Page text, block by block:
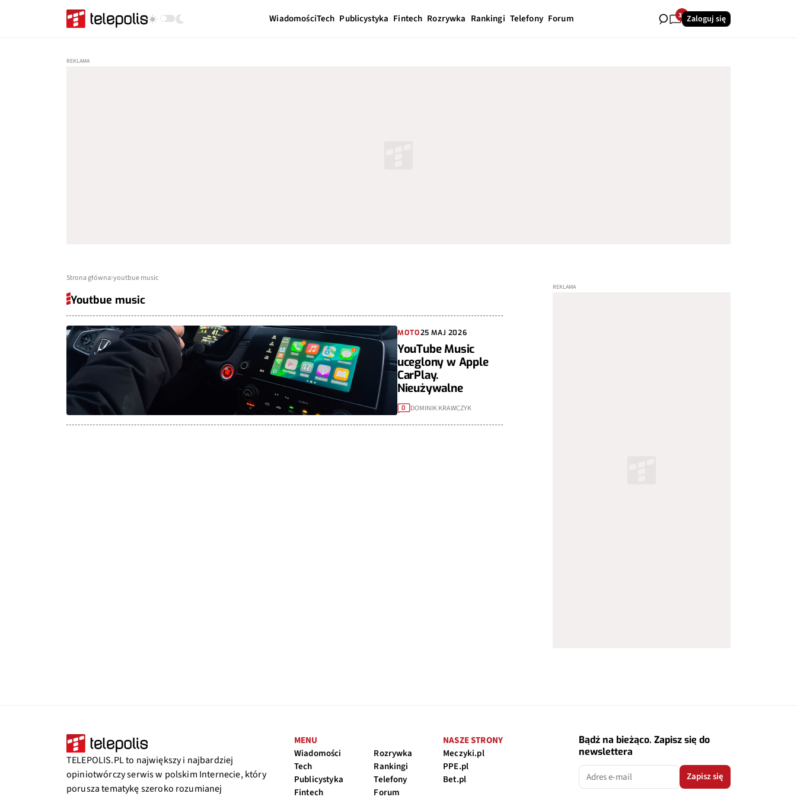
WiadomościTech Publicystyka Fintech Rozrywka Rankingi Telefony Forum 32Zaloguj się
Strona główna youtbue music
Youtbue music
MOTO25 MAJ 2026
YouTube Music
uceglony w Apple
CarPlay.
Nieużywalne
0 DOMINIK KRAWCZYK
TELEPOLIS.PL to największy i najbardziej
opiniotwórczy serwis w polskim Internecie, który
porusza tematykę szeroko rozumianej
MENU
Wiadomości
Tech
Publicystyka
Fintech
Rozrywka
Rankingi
Telefony
Forum
NASZE STRONY
Meczyki.pl
PPE.pl
Bet.pl
Bądź na bieżąco. Zapisz się do
newslettera
Zapisz się